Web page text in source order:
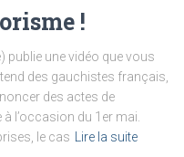
!
publie une vidéo que vous
des gauchistes français,
des actes de
l’occasion du 1er mai.
le cas Lire la suite